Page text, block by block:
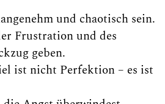
und chaotisch sein.
Frustration und des
geben.
ist nicht Perfektion – es ist